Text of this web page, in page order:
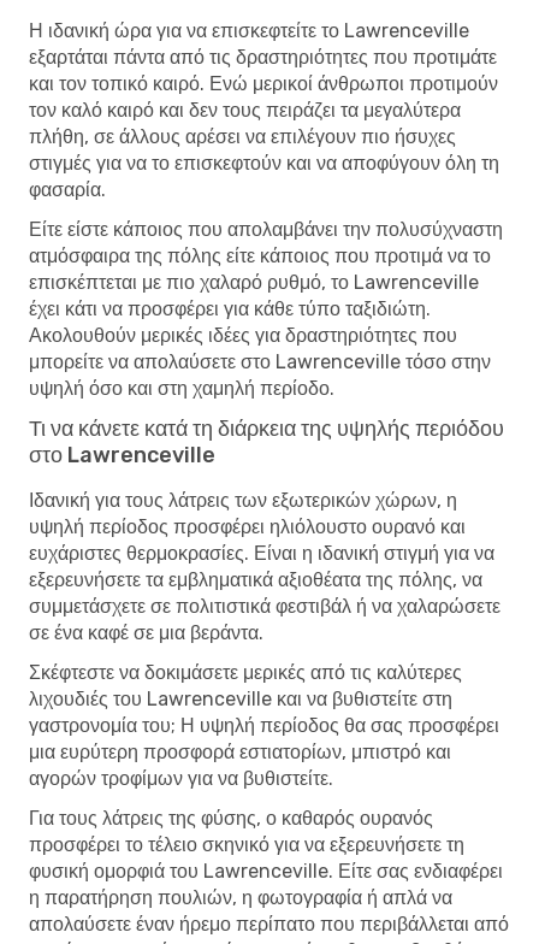
Η ιδανική ώρα για να επισκεφτείτε το Lawrenceville
εξαρτάται πάντα από τις δραστηριότητες που προτιμάτε
και τον τοπικό καιρό. Ενώ μερικοί άνθρωποι προτιμούν
τον καλό καιρό και δεν τους πειράζει τα μεγαλύτερα
πλήθη, σε άλλους αρέσει να επιλέγουν πιο ήσυχες
στιγμές για να το επισκεφτούν και να αποφύγουν όλη τη
φασαρία.
Είτε είστε κάποιος που απολαμβάνει την πολυσύχναστη
ατμόσφαιρα της πόλης είτε κάποιος που προτιμά να το
επισκέπτεται με πιο χαλαρό ρυθμό, το Lawrenceville
έχει κάτι να προσφέρει για κάθε τύπο ταξιδιώτη.
Ακολουθούν μερικές ιδέες για δραστηριότητες που
μπορείτε να απολαύσετε στο Lawrenceville τόσο στην
υψηλή όσο και στη χαμηλή περίοδο.
Τι να κάνετε κατά τη διάρκεια της υψηλής περιόδου
στο Lawrenceville
Ιδανική για τους λάτρεις των εξωτερικών χώρων, η
υψηλή περίοδος προσφέρει ηλιόλουστο ουρανό και
ευχάριστες θερμοκρασίες. Είναι η ιδανική στιγμή για να
εξερευνήσετε τα εμβληματικά αξιοθέατα της πόλης, να
συμμετάσχετε σε πολιτιστικά φεστιβάλ ή να χαλαρώσετε
σε ένα καφέ σε μια βεράντα.
Σκέφτεστε να δοκιμάσετε μερικές από τις καλύτερες
λιχουδιές του Lawrenceville και να βυθιστείτε στη
γαστρονομία του; Η υψηλή περίοδος θα σας προσφέρει
μια ευρύτερη προσφορά εστιατορίων, μπιστρό και
αγορών τροφίμων για να βυθιστείτε.
Για τους λάτρεις της φύσης, ο καθαρός ουρανός
προσφέρει το τέλειο σκηνικό για να εξερευνήσετε τη
φυσική ομορφιά του Lawrenceville. Είτε σας ενδιαφέρει
η παρατήρηση πουλιών, η φωτογραφία ή απλά να
απολαύσετε έναν ήρεμο περίπατο που περιβάλλεται από